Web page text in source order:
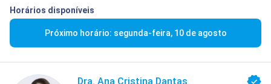
Horários disponíveis
Próximo horário: segunda-feira, 10 de agosto
Dra. Ana Cristina Dantas